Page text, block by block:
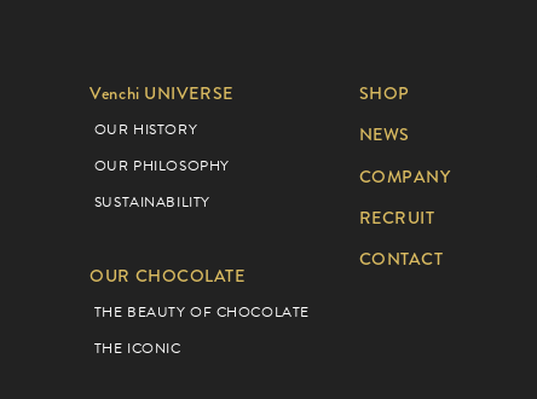
Venchi UNIVERSE
OUR HISTORY
OUR PHILOSOPHY
SUSTAINABILITY
OUR CHOCOLATE
THE BEAUTY OF CHOCOLATE
THE ICONIC
SHOP
NEWS
COMPANY
RECRUIT
CONTACT